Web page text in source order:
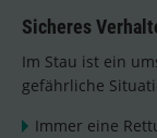
Sicheres
Im Stau ist ein
gefährliche
Immer eine